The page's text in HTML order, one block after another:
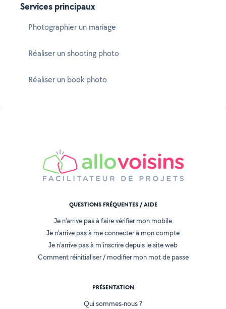
Services principaux
Photographier un mariage
Réaliser un shooting photo
Réaliser un book photo
QUESTIONS FRÉQUENTES / AIDE
Je n'arrive pas à faire vérifier mon mobile
Je n'arrive pas à me connecter à mon compte
Je n'arrive pas à m'inscrire depuis le site web
Comment réinitialiser / modifier mon mot de passe
PRÉSENTATION
Qui sommes-nous ?